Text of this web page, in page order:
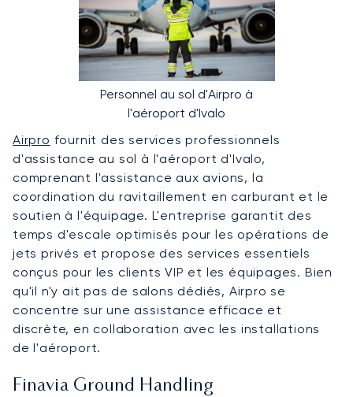
Personnel au sol d'Airpro à
l'aéroport d'Ivalo
Airpro fournit des services professionnels
d'assistance au sol à l'aéroport d'Ivalo,
comprenant l'assistance aux avions, la
coordination du ravitaillement en carburant et le
soutien à l'équipage. L'entreprise garantit des
temps d'escale optimisés pour les opérations de
jets privés et propose des services essentiels
conçus pour les clients VIP et les équipages. Bien
qu'il n'y ait pas de salons dédiés, Airpro se
concentre sur une assistance efficace et
discrète, en collaboration avec les installations
de l'aéroport.
Finavia Ground Handling